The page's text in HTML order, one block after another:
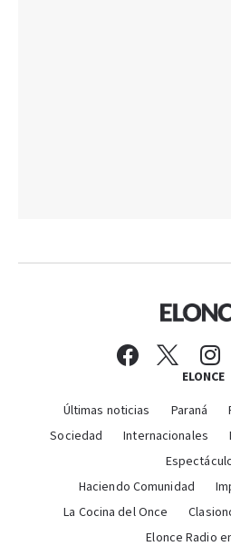
ELONCE
Últimas noticias Paraná
Sociedad
Internacionales
Haciendo Comunidad
La Cocina del Once
Elonce Radio